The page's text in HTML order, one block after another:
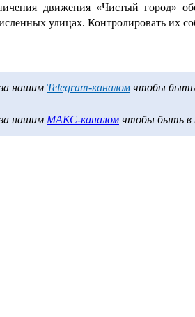
движения «Чистый город»
улицах. Контролировать их
нашим Telegram-каналом чтобы быть
нашим МАКС-каналом чтобы быть в